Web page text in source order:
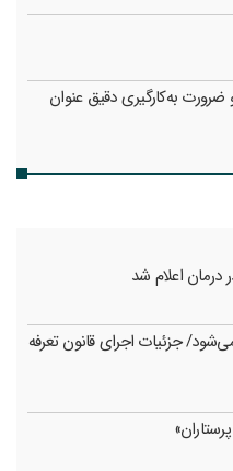
به‌کارگیری دقیق عنوان
درمان اعلام شد
پرداخت می‌شود/ جزئیات اجرای قانون تعرفه